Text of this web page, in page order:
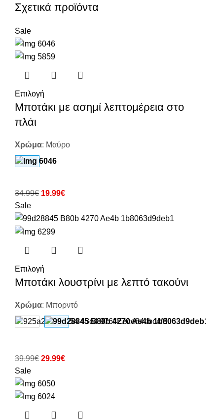
Σχετικά προϊόντα
Sale
Επιλογή
Μποτάκι με ασημί λεπτομέρεια στο
πλάι
Χρώμα: Μαύρο
34.99€ 19.99€
Sale
Επιλογή
Μποτάκι λουστρίνι με λεπτό τακούνι
Χρώμα: Μπορντό
39.99€ 29.99€
Sale